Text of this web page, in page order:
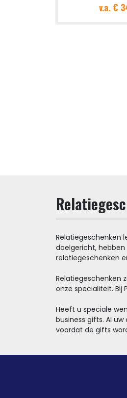
v.a.€
Relatiegeschenken
doelgericht,
relatiegeschenken
Relatiegeschenken
onze specialiteit. Bij
Heeft u speciale
business gifts. Al
voordat de gifts